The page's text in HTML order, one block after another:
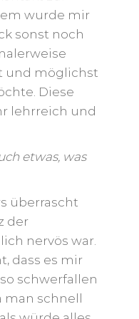
wurde mir
sonst noch
und möglichst
Diese
lehrreich und
etwas, was
überrascht
der
nervös war.
dass es mir
schwerfallen
schnell